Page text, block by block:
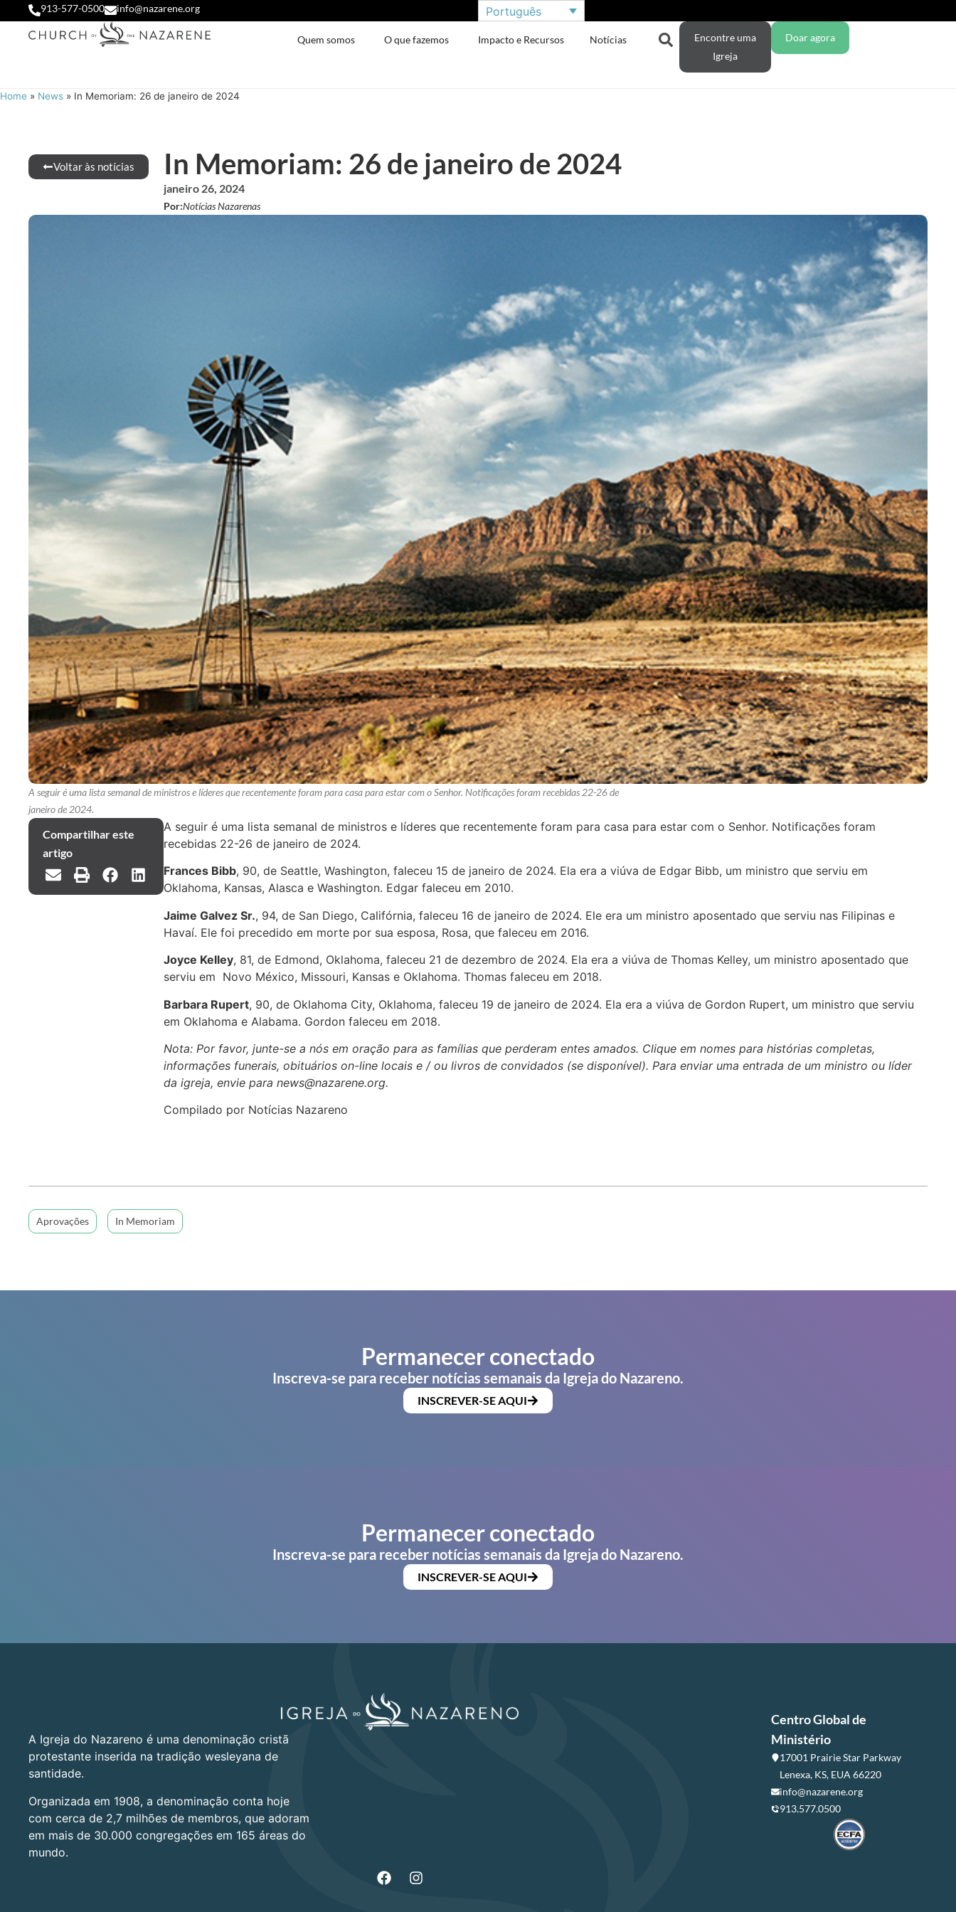
913-577-0500 info@nazarene.org Português
Quem somos O que fazemos Impacto e Recursos Notícias
Encontre uma
Igreja
Doar agora
Home » News » In Memoriam: 26 de janeiro de 2024
Voltar às notícias In Memoriam: 26 de janeiro de 2024
janeiro 26, 2024
Por:Notícias Nazarenas
A seguir é uma lista semanal de ministros e líderes que recentemente foram para casa para estar com o Senhor. Notificações foram recebidas 22-26 de
janeiro de 2024.
Compartilhar este
artigo
A seguir é uma lista semanal de ministros e líderes que recentemente foram para casa para estar com o Senhor. Notificações foram
recebidas 22-26 de janeiro de 2024.
Frances Bibb, 90, de Seattle, Washington, faleceu 15 de janeiro de 2024. Ela era a viúva de Edgar Bibb, um ministro que serviu em
Oklahoma, Kansas, Alasca e Washington. Edgar faleceu em 2010.
Jaime Galvez Sr., 94, de San Diego, Califórnia, faleceu 16 de janeiro de 2024. Ele era um ministro aposentado que serviu nas Filipinas e
Havaí. Ele foi precedido em morte por sua esposa, Rosa, que faleceu em 2016.
Joyce Kelley, 81, de Edmond, Oklahoma, faleceu 21 de dezembro de 2024. Ela era a viúva de Thomas Kelley, um ministro aposentado que
serviu em Novo México, Missouri, Kansas e Oklahoma. Thomas faleceu em 2018.
Barbara Rupert, 90, de Oklahoma City, Oklahoma, faleceu 19 de janeiro de 2024. Ela era a viúva de Gordon Rupert, um ministro que serviu
em Oklahoma e Alabama. Gordon faleceu em 2018.
Nota: Por favor, junte-se a nós em oração para as famílias que perderam entes amados. Clique em nomes para histórias completas,
informações funerais, obituários on-line locais e / ou livros de convidados (se disponível). Para enviar uma entrada de um ministro ou líder
da igreja, envie para news@nazarene.org.
Compilado por Notícias Nazareno
Aprovações In Memoriam
Permanecer conectado
Inscreva-se para receber notícias semanais da Igreja do Nazareno.
INSCREVER-SE AQUI
Permanecer conectado
Inscreva-se para receber notícias semanais da Igreja do Nazareno.
INSCREVER-SE AQUI
A Igreja do Nazareno é uma denominação cristã
protestante inserida na tradição wesleyana de
santidade.
Organizada em 1908, a denominação conta hoje
com cerca de 2,7 milhões de membros, que adoram
em mais de 30.000 congregações em 165 áreas do
mundo.
Centro Global de
Ministério
17001 Prairie Star Parkway
Lenexa, KS, EUA 66220
info@nazarene.org
913.577.0500